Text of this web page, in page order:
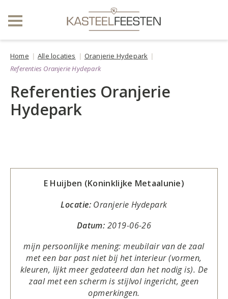
Home Alle locaties
Oranjerie Hydepark
Referenties Oranjerie Hydepark
Referenties Oranjerie
Hydepark
E Huijben (Koninklijke Metaalunie)
Locatie: Oranjerie Hydepark
Datum: 2019-06-26
mijn persoonlijke mening: meubilair van de zaal
met een bar past niet bij het interieur (vormen,
kleuren, lijkt meer gedateerd dan het nodig is). De
zaal met een scherm is stijlvol ingericht, geen
opmerkingen.